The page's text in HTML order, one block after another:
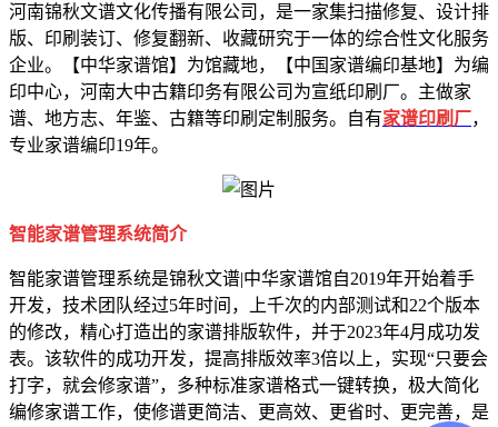
河南锦秋文谱文化传播有限公司，是一家集扫描修复、设计排
版、印刷装订、修复翻新、收藏研究于一体的综合性文化服务
企业。【中华家谱馆】为馆藏地，【中国家谱编印基地】为编
印中心，河南大中古籍印务有限公司为宣纸印刷厂。主做家
谱、地方志、年鉴、古籍等印刷定制服务。自有家谱印刷厂，
专业家谱编印19年。
智能家谱管理系统简介
智能家谱管理系统是锦秋文谱|中华家谱馆自2019年开始着手
开发，技术团队经过5年时间，上千次的内部测试和22个版本
的修改，精心打造出的家谱排版软件，并于2023年4月成功发
表。该软件的成功开发，提高排版效率3倍以上，实现“只要会
打字，就会修家谱”，多种标准家谱格式一键转换，极大简化
编修家谱工作，使修谱更简洁、更高效、更省时、更完善，是